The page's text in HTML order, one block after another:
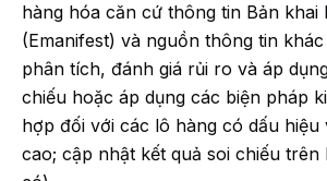
hàng hóa căn cứ thông tin Bản khai
(Emanifest) và nguồn thông tin
phân tích, đánh giá rủi ro và áp
chiếu hoặc áp dụng các biện pháp
hợp đối với các lô hàng có dấu hiệu
cao; cập nhật kết quả soi chiếu